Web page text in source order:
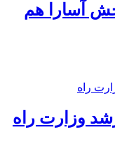
آسارا هم
وزارت راه